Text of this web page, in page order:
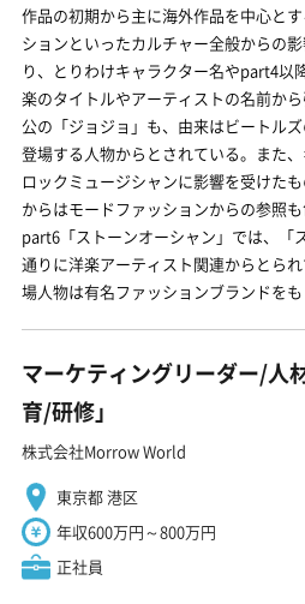
作品の初期から主に海外作品を中心と
ションといったカルチャー全般からの
り、とりわけキャラクター名やpart4以
楽のタイトルやアーティストの名前か
公の「ジョジョ」も、由来はビートル
登場する人物からとされている。また
ロックミュージシャンに影響を受けた
からはモードファッションからの参照も
part6「ストーンオーシャン」では、「
通りに洋楽アーティスト関連からとら
場人物は有名ファッションブランドをも
マーケティングリーダー/人
育/研修」
株式会社Morrow World
東京都 港区
年収600万円～800万円
正社員